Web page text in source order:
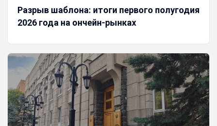
Разрыв шаблона: итоги первого полугодия
2026 года на ончейн-рынках